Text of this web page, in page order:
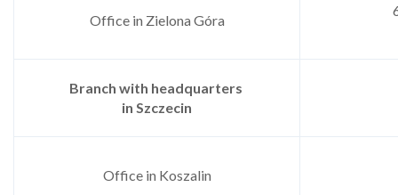
Office in Zielona Góra
Branch with headquarters
in Szczecin
Office in Koszalin